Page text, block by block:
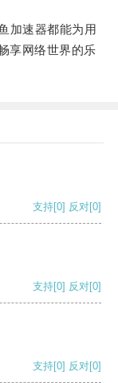
速器都能为用
享网络世界的乐
支持[0] 反对[0]
支持[0] 反对[0]
支持[0] 反对[0]